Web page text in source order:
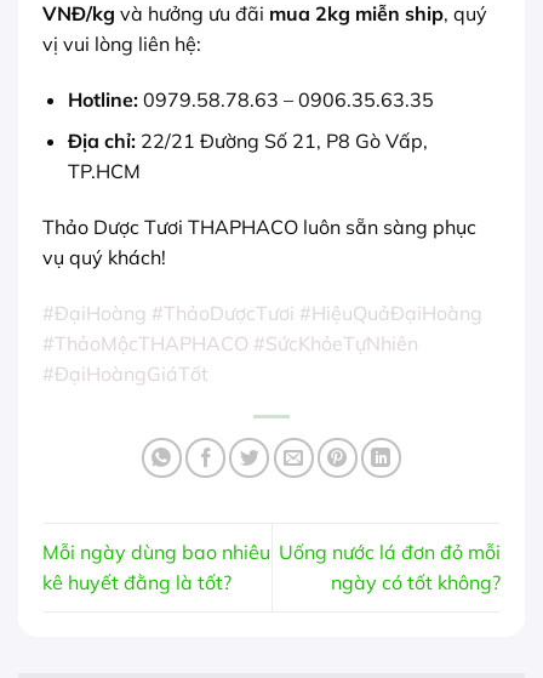
VNĐ/kg và hưởng ưu đãi mua 2kg miễn ship, quý
vị vui lòng liên hệ:
Hotline:0979.58.78.63 – 0906.35.63.35
Địa chỉ:22/21 Đường Số 21, P8 Gò Vấp,
TP.HCM
Thảo Dược Tươi THAPHACO luôn sẵn sàng phục
vụ quý khách!
#ĐạiHoàng #ThảoDượcTươi #HiệuQuảĐạiHoàng
#ThảoMộcTHAPHACO #SứcKhỏeTựNhiên
#ĐạiHoàngGiáTốt
Mỗi ngày dùng bao nhiêu
kê huyết đằng là tốt?
Uống nước lá đơn đỏ mỗi
ngày có tốt không?